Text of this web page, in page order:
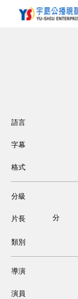
語言
字幕
格式
分級
片長 分
類別
導演
演員